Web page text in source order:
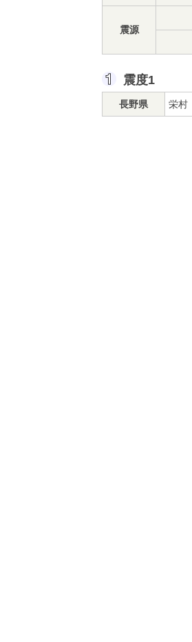
震源
震度1
長野県 栄村